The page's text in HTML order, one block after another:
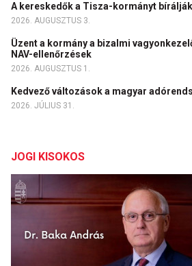
A kereskedők a Tisza-kormányt bírálják
2026. AUGUSZTUS 3.
Üzent a kormány a bizalmi
NAV-ellenőrzések
2026. AUGUSZTUS 1.
Kedvező változások a magyar
2026. JÚLIUS 31.
JOGI KISOKOS